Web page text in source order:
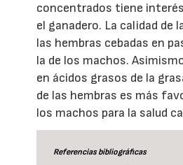
concentrados tiene
el ganadero. La calidad de
las hembras cebadas en
la de los machos.
en ácidos grasos de la
de las hembras es más
los machos para la salud
Referencias bibliográficas